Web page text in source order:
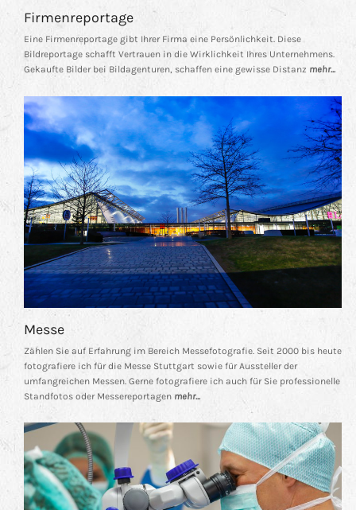
Firmenreportage
Eine Firmenreportage gibt Ihrer Firma eine Persönlichkeit. Diese
Bildreportage schafft Vertrauen in die Wirklichkeit Ihres Unternehmens.
Gekaufte Bilder bei Bildagenturen, schaffen eine gewisse Distanz mehr...
Messe
Zählen Sie auf Erfahrung im Bereich Messefotografie. Seit 2000 bis heute
fotografiere ich für die Messe Stuttgart sowie für Aussteller der
umfangreichen Messen. Gerne fotografiere ich auch für Sie professionelle
Standfotos oder Messereportagen mehr...